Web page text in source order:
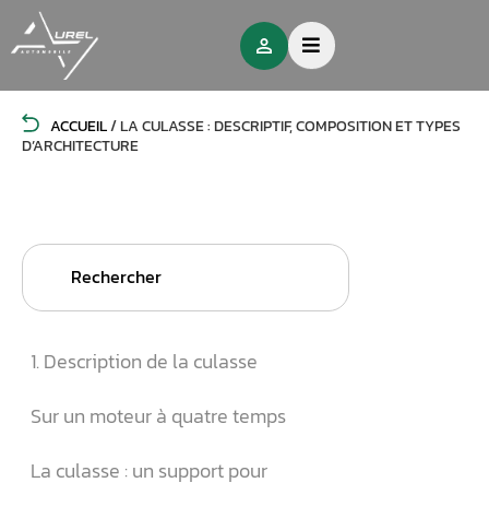
ACCUEIL/LA CULASSE : DESCRIPTIF, COMPOSITION ET TYPES
D’ARCHITECTURE
Search
1. Description de la culasse
Sur un moteur à quatre temps
La culasse : un support pour